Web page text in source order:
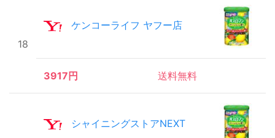
18
ケンコーライフ ヤフー店
3917円 送料無料
シャイニングストアNEXT